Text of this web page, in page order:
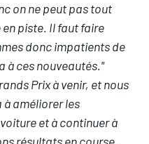
on ne peut pas tout
piste. Il faut faire
donc impatients de
à ces nouveautés."
Prix à venir, et nous
à améliorer les
et à continuer à